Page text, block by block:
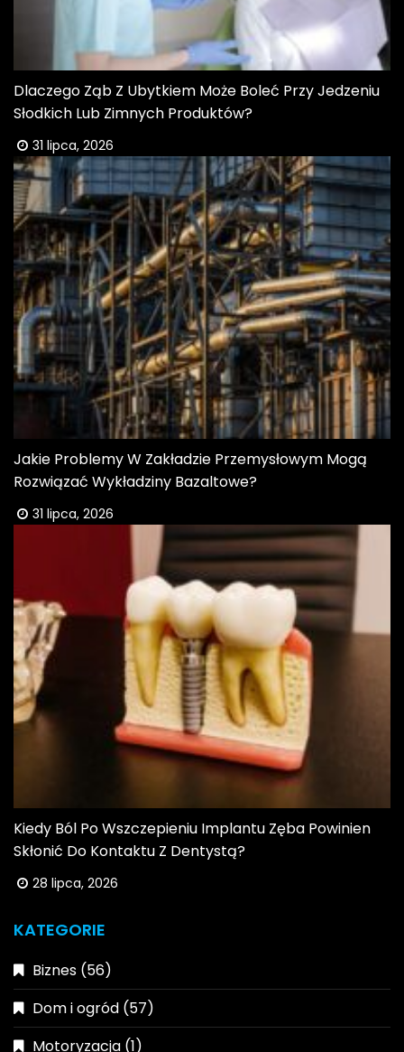
Dlaczego Ząb Z Ubytkiem Może Boleć Przy Jedzeniu
Słodkich Lub Zimnych Produktów?
31 lipca, 2026
Jakie Problemy W Zakładzie Przemysłowym Mogą
Rozwiązać Wykładziny Bazaltowe?
31 lipca, 2026
Kiedy Ból Po Wszczepieniu Implantu Zęba Powinien
Skłonić Do Kontaktu Z Dentystą?
28 lipca, 2026
KATEGORIE
Biznes (56)
Dom i ogród (57)
Motoryzacja (1)